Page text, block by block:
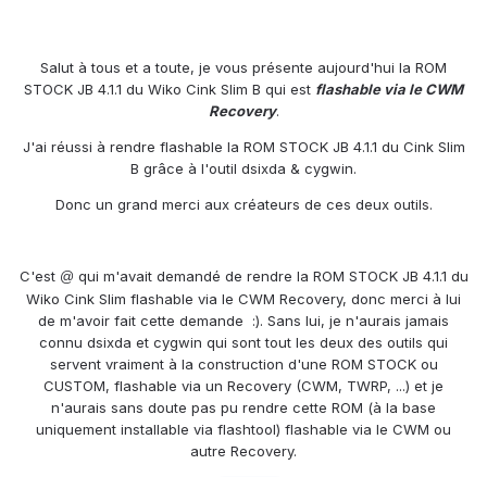
Salut à tous et a toute, je vous présente aujourd'hui la ROM
STOCK JB 4.1.1 du Wiko Cink Slim B qui est flashable via le CWM
Recovery.
J'ai réussi à rendre flashable la ROM STOCK JB 4.1.1 du Cink Slim
B grâce à l'outil dsixda & cygwin.
Donc un grand merci aux créateurs de ces deux outils.
C'est @ qui m'avait demandé de rendre la ROM STOCK JB 4.1.1 du
Wiko Cink Slim flashable via le CWM Recovery, donc merci à lui
de m'avoir fait cette demande :). Sans lui, je n'aurais jamais
connu dsixda et cygwin qui sont tout les deux des outils qui
servent vraiment à la construction d'une ROM STOCK ou
CUSTOM, flashable via un Recovery (CWM, TWRP, ...) et je
n'aurais sans doute pas pu rendre cette ROM (à la base
uniquement installable via flashtool) flashable via le CWM ou
autre Recovery.